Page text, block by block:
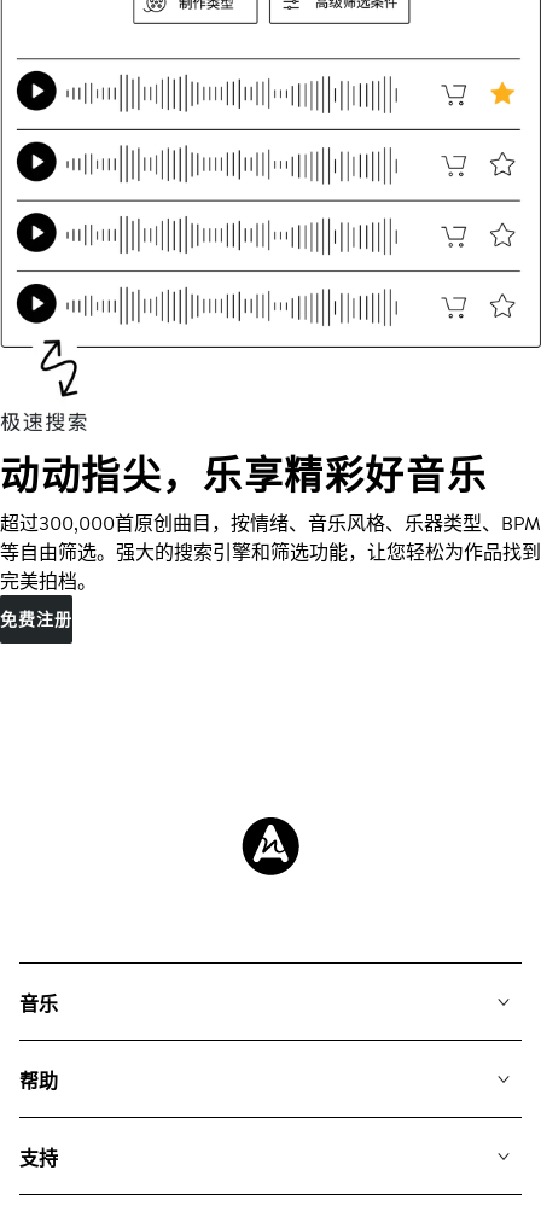
动动指尖，乐享精彩好音乐
超过300,000首原创曲目，按情绪、音乐风格、乐器类型、BPM
等自由筛选。强大的搜索引擎和筛选功能，让您轻松为作品找到
完美拍档。
免费注册
音乐
搜索
专辑
帮助
我们如何运用AI
支持